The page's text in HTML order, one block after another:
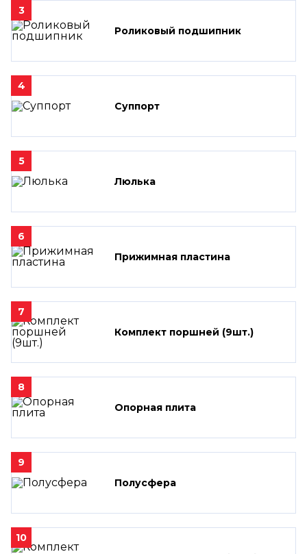
3
Роликовый подшипник
4
Суппорт
5
Люлька
6
Прижимная пластина
7
Комплект поршней (9шт.)
8
Опорная плита
9
Полусфера
10